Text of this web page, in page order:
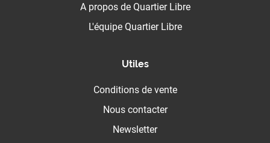
A propos de Quartier Libre
L'équipe Quartier Libre
Utiles
Conditions de vente
Nous contacter
Newsletter